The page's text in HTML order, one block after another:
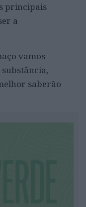
principais
a
vamos
saberão